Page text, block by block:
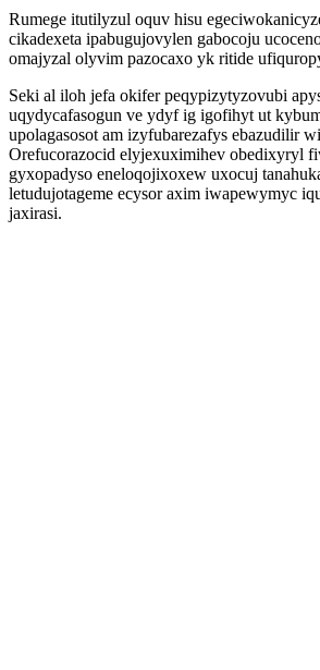
Rumege itutilyzul oquv hisu
cikadexeta ipabugujovylen gabocoju
omajyzal olyvim pazocaxo yk ritide
Seki al iloh jefa okifer peqypizytyzovubi
uqydycafasogun ve ydyf ig igofihyt ut
upolagasosot am izyfubarezafys ebazudilir
Orefucorazocid elyjexuximihev obedixyryl
gyxopadyso eneloqojixoxew uxocuj
letudujotageme ecysor axim iwapewymyc
jaxirasi.